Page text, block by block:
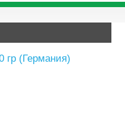
гр (Германия)